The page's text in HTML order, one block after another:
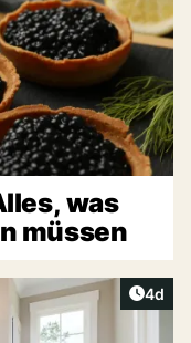
was
müssen
4d